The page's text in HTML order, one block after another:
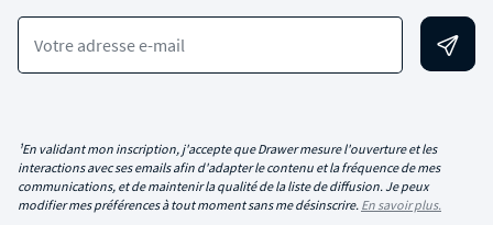
Votre adresse e-mail
¹En validant mon inscription, j'accepte que Drawer mesure l'ouverture et les
interactions avec ses emails afin d'adapter le contenu et la fréquence de mes
communications, et de maintenir la qualité de la liste de diffusion. Je peux
modifier mes préférences à tout moment sans me désinscrire. En savoir plus.